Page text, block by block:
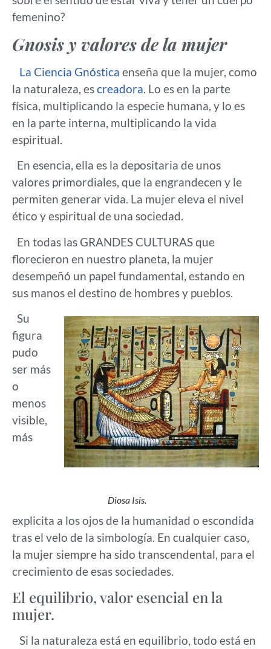
femenino?
Gnosis y valores de la mujer
La Ciencia Gnóstica enseña que la mujer, como
la naturaleza, escreadora. Lo es en la parte
física, multiplicando la especie humana, y lo es
en la parte interna, multiplicando la vida
espiritual.
En esencia, ella es la depositaria de unos
valores primordiales, que la engrandecen y le
permiten generar vida. La mujer eleva el nivel
ético y espiritual de una sociedad.
En todas las GRANDES CULTURAS que
florecieron en nuestro planeta, la mujer
desempeñó un papel fundamental, estando en
sus manos el destino de hombres y pueblos.
Diosa Isis.
Su
figura
pudo
ser más
o
menos
visible,
más
explicita a los ojos de la humanidad o escondida
tras el velo de la simbología. En cualquier caso,
la mujer siempre ha sido transcendental, para el
crecimiento de esas sociedades.
El equilibrio, valor esencial en la
mujer.
Si la naturaleza está en equilibrio, todo está en